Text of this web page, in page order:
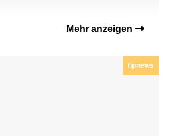
Mehr anzeigen
tipnews